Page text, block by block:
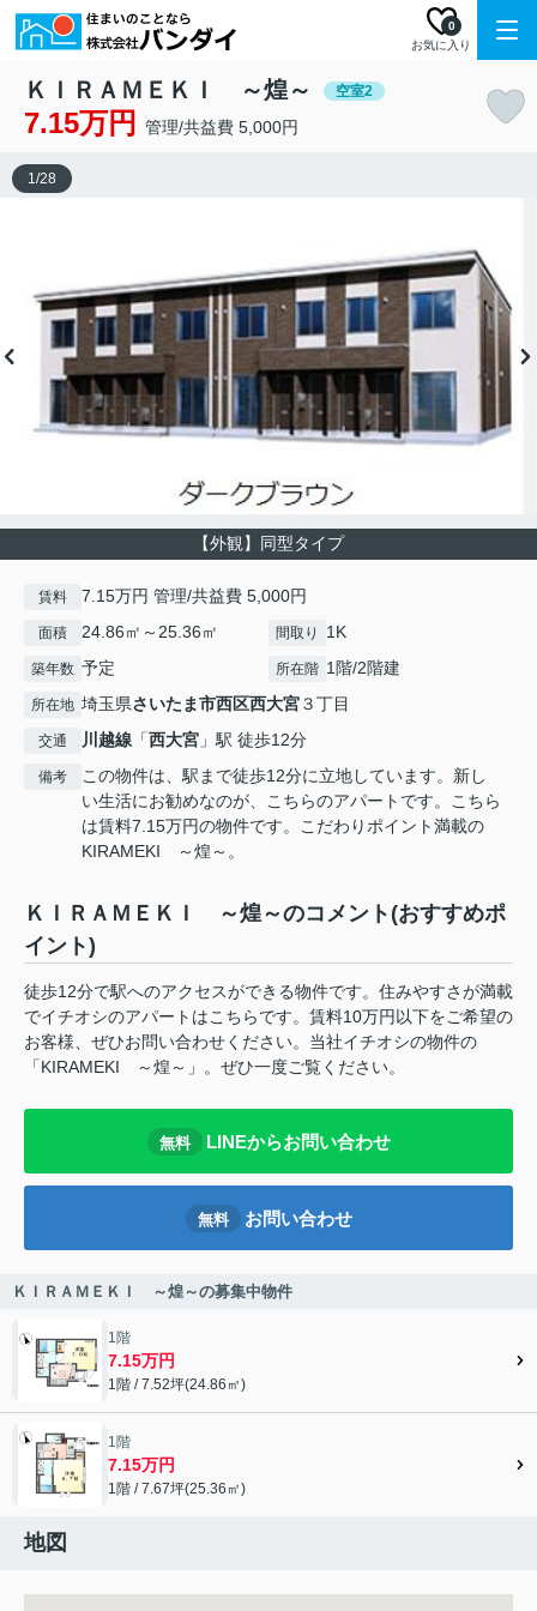
お気に入り
0
ＫＩＲＡＭＥＫＩ ～煌～ 空室2
7.15万円 管理/共益費 5,000円
【外観】同型タイプ
1/28
賃料 7.15万円 管理/共益費 5,000円
面積 24.86㎡～25.36㎡ 間取り 1K
築年数 予定 所在階 1階/2階建
所在地 埼玉県さいたま市西区西大宮３丁目
交通 川越線 「西大宮 」駅 徒歩12分
備考
この物件は、駅まで徒歩12分に立地しています。新し
い生活にお勧めなのが、こちらのアパートです。こちら
は賃料7.15万円の物件です。こだわりポイント満載の
KIRAMEKI ～煌～。
ＫＩＲＡＭＥＫＩ ～煌～のコメント(おすすめポ
イント)
徒歩12分で駅へのアクセスができる物件です。住みやすさが満載
でイチオシのアパートはこちらです。賃料10万円以下をご希望の
お客様、ぜひお問い合わせください。当社イチオシの物件の
「KIRAMEKI ～煌～」。ぜひ一度ご覧ください。
無料 LINEからお問い合わせ
無料 お問い合わせ
ＫＩＲＡＭＥＫＩ ～煌～の募集中物件
1階
7.15万円
1階 / 7.52坪(24.86㎡)
1階
7.15万円
1階 / 7.67坪(25.36㎡)
地図